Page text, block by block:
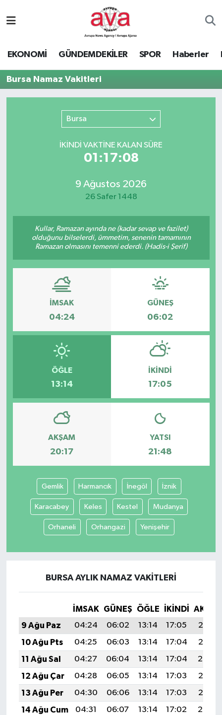
EKONOMİ GÜNDEMDEKİLER SPOR Haberler
Bursa Namaz Vakitleri
Bursa
İKINDI VAKTİNE KALAN SÜRE
01:17:08
9 Ağustos 2026
26 Safer 1448
Kullar, Ramazan ayında ne (kadar sevap ve fazilet)
olduğunu bilselerdi, ümmetim, senenin tamamının
Ramazan olmasını temenni ederdi. (Hadis-i Şerif)
İMSAK
04:24
GÜNEŞ
06:02
ÖĞLE
13:14
İKINDI
17:05
AKŞAM
20:17
YATSI
21:48
Gemlik Harmancık İnegöl İznik
Karacabey Keles Kestel Mudanya
Orhaneli Orhangazi Yenişehir
BURSA AYLIK NAMAZ VAKITLERI
İMSAK GÜNEŞ ÖĞLE İKINDI
9 Ağu Paz
04:24 06:02 13:14 17:05
20:17
10 Ağu Pts
04:25 06:03 13:14 17:04
20:16
11 Ağu Sal
04:27 06:04 13:14 17:04
20:14
12 Ağu Çar
04:28 06:05 13:14 17:03
20:13
13 Ağu Per
04:30 06:06 13:14 17:03
20:12
14 Ağu Cum
04:31 06:07 13:14 17:02
20:10
Nöbetçi Eczaneler
Namaz Vakitleri
Trafik Durumu
Süper Lig Puan Durumu ve Fikstür
Tüm Manşetler
Son Dakika Haberleri
Haber Arşivi